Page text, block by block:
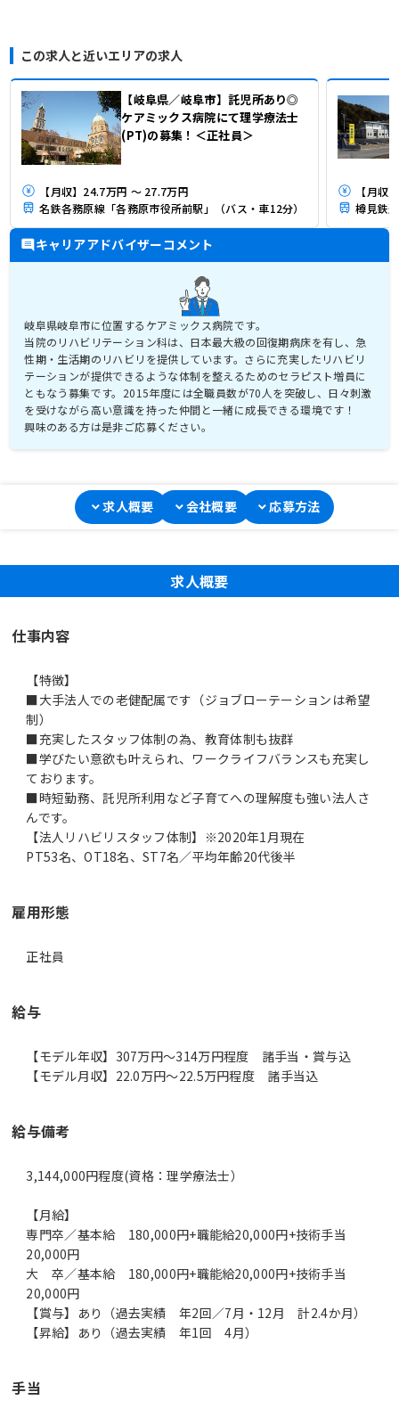
この求人と近いエリアの求人
【岐阜県／岐阜市】託児所あり◎
ケアミックス病院にて理学療法士
(PT)の募集！＜正社員＞
【月収】24.7万円 ～ 27.7万円
名鉄各務原線「各務原市役所前駅」（バス・車12分）
【月収
樽見鉄
キャリアアドバイザーコメント
岐阜県岐阜市に位置するケアミックス病院です。
当院のリハビリテーション科は、日本最大級の回復期病床を有し、急
性期・生活期のリハビリを提供しています。さらに充実したリハビリ
テーションが提供できるような体制を整えるためのセラピスト増員に
ともなう募集です。2015年度には全職員数が70人を突破し、日々刺激
を受けながら高い意識を持った仲間と一緒に成長できる環境です！
興味のある方は是非ご応募ください。
求人概要 会社概要 応募方法
求人概要
仕事内容
【特徴】
■大手法人での老健配属です（ジョブローテーションは希望
制）
■充実したスタッフ体制の為、教育体制も抜群
■学びたい意欲も叶えられ、ワークライフバランスも充実し
ております。
■時短勤務、託児所利用など子育てへの理解度も強い法人さ
んです。
【法人リハビリスタッフ体制】※2020年1月現在
PT53名、OT18名、ST7名／平均年齢20代後半
雇用形態
正社員
給与
【モデル年収】307万円〜314万円程度 諸手当・賞与込
【モデル月収】22.0万円〜22.5万円程度 諸手当込
給与備考
3,144,000円程度(資格：理学療法士）
【月給】
専門卒／基本給 180,000円+職能給20,000円+技術手当
20,000円
大 卒／基本給 180,000円+職能給20,000円+技術手当
20,000円
【賞与】あり（過去実績 年2回／7月・12月 計2.4か月）
【昇給】あり（過去実績 年1回 4月）
手当